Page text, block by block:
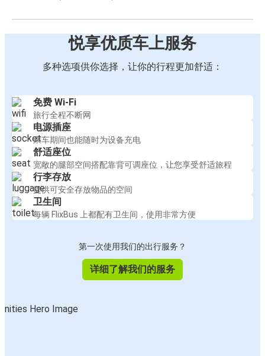
悦享优质车上服务
多种选项供你选择，让你的行程更加舒适：
免费 Wi-Fi
旅行全程不断网
电源插座
乘车期间也能随时为设备充电
舒适座位
宽敞的腿部空间搭配靠背可调座位，让您享受舒适旅程
行李存放
提供可安全存放物品的空间
卫生间
每辆 FlixBus 上都配有卫生间，使用非常方便
第一次使用我们的出行服务？
详细了解我们的服务